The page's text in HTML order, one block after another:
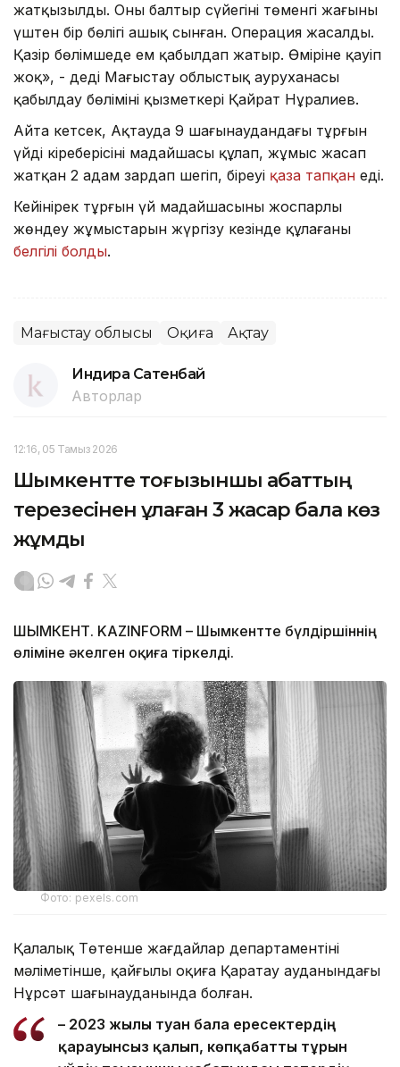
жатқызылды. Оның балтыр сүйегінің төменгі жағының
үштен бір бөлігі ашық сынған. Операция жасалды.
Қазір бөлімшеде ем қабылдап жатыр. Өміріне қауіп
жоқ», - деді Маңғыстау облыстық ауруханасы
қабылдау бөлімінің қызметкері Қайрат Нұралиев.
Айта кетсек, Ақтауда 9 шағынаудандағы тұрғын
үйдің кіреберісінің маңдайшасы құлап, жұмыс жасап
жатқан 2 адам зардап шегіп, біреуі қаза тапқан еді.
Кейінірек тұрғын үй маңдайшасының жоспарлы
жөндеу жұмыстарын жүргізу кезінде құлағаны
белгілі болды.
Маңғыстау облысы Оқиға Ақтау
Индира Сатенбай
Авторлар
12:16, 05 Тамыз 2026
Шымкентте тоғызыншы қабаттың
терезесінен құлаған 3 жасар бала көз
жұмды
ШЫМКЕНТ. KAZINFORM – Шымкентте бүлдіршіннің
өліміне әкелген оқиға тіркелді.
Фото: pexels.com
Қалалық Төтенше жағдайлар департаментінің
мәліметінше, қайғылы оқиға Қаратау ауданындағы
Нұрсәт шағынауданында болған.
– 2023 жылы туған бала ересектердің
қарауынсыз қалып, көпқабатты тұрғын